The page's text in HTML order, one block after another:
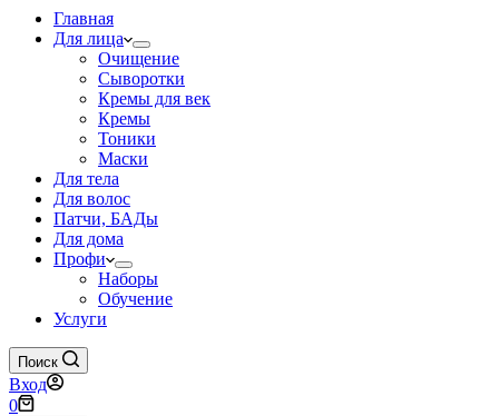
Главная
Для лица
Очищение
Сыворотки
Кремы для век
Кремы
Тоники
Маски
Для тела
Для волос
Патчи, БАДы
Для дома
Профи
Наборы
Обучение
Услуги
Поиск
Вход
Корзина
0